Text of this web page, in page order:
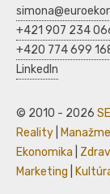
+421 907 234
+420 774 699
LinkedIn
© 2010 - 2026
Reality
Ekonomika
Marketing